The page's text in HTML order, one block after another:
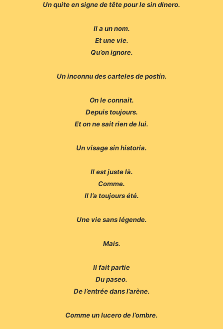
Un quite en signe de tête pour le sin dinero.
Il a un nom.
Et une vie.
Qu’on ignore.
Un inconnu des carteles de postín.
On le connait.
Depuis toujours.
Et on ne sait rien de lui.
Un visage sin historia.
Il est juste là.
Comme.
Il l’a toujours été.
Une vie sans légende.
Mais.
Il fait partie
Du paseo.
De l’entrée dans l’arène.
Comme un lucero de l’ombre.